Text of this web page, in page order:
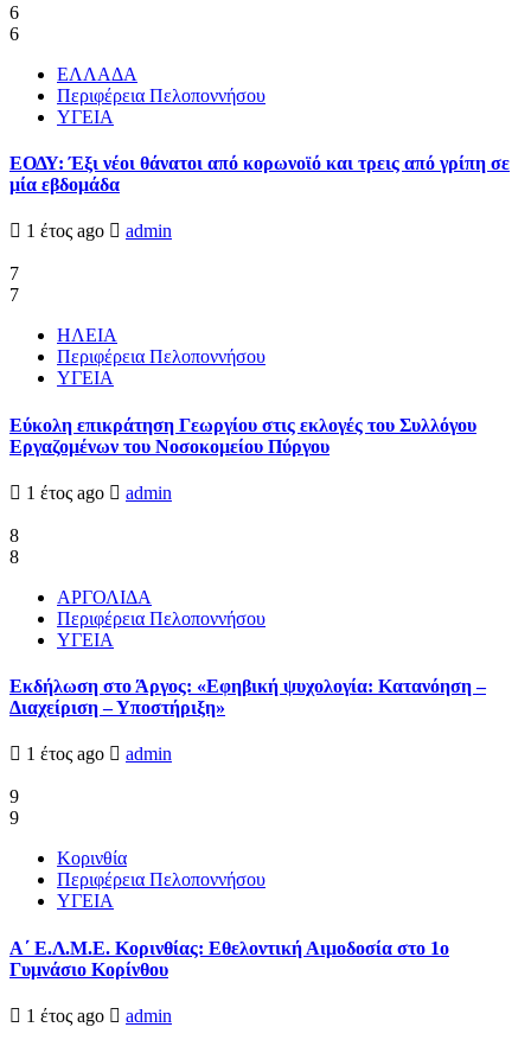
6
6
ΕΛΛΑΔΑ
Περιφέρεια Πελοποννήσου
ΥΓΕΙΑ
ΕΟΔΥ: Έξι νέοι θάνατοι από κορωνοϊό και τρεις από γρίπη σε
μία εβδομάδα
1 έτος ago admin
7
7
ΗΛΕΙΑ
Περιφέρεια Πελοποννήσου
ΥΓΕΙΑ
Εύκολη επικράτηση Γεωργίου στις εκλογές του Συλλόγου
Εργαζομένων του Νοσοκομείου Πύργου
1 έτος ago admin
8
8
ΑΡΓΟΛΙΔΑ
Περιφέρεια Πελοποννήσου
ΥΓΕΙΑ
Εκδήλωση στο Άργος: «Εφηβική ψυχολογία: Κατανόηση –
Διαχείριση – Υποστήριξη»
1 έτος ago admin
9
9
Κορινθία
Περιφέρεια Πελοποννήσου
ΥΓΕΙΑ
Α΄ Ε.Λ.Μ.Ε. Κορινθίας: Εθελοντική Αιμοδοσία στο 1ο
Γυμνάσιο Κορίνθου
1 έτος ago admin